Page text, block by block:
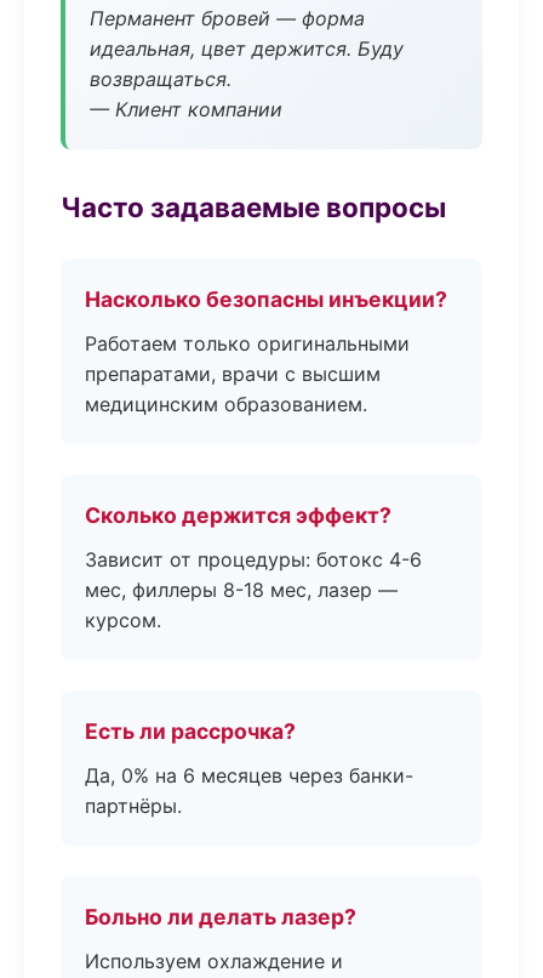
Перманент бровей — форма
идеальная, цвет держится. Буду
возвращаться.
— Клиент компании
Часто задаваемые вопросы
Насколько безопасны инъекции?
Работаем только оригинальными
препаратами, врачи с высшим
медицинским образованием.
Сколько держится эффект?
Зависит от процедуры: ботокс 4-6
мес, филлеры 8-18 мес, лазер —
курсом.
Есть ли рассрочка?
Да, 0% на 6 месяцев через банки-
партнёры.
Больно ли делать лазер?
Используем охлаждение и